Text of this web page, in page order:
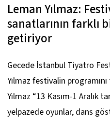
Leman Yılmaz:
sanatlarının farklı
getiriyor
Gecede İstanbul Tiyatro
Yılmaz festivalin
Yılmaz “13 Kasım-1 Aralık
yelpazede oyunlar, dans